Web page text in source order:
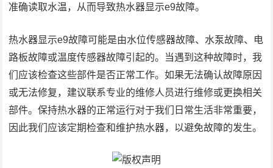
准确读取水温，从而导致热水器显示e9故障。
热水器显示e9故障可能是由水位传感器故障、水泵故障、电
路板故障或温度传感器故障引起的。当遇到这种故障时，我
们应该检查这些部件是否正常工作。如果无法确认故障原因
或无法修复，建议联系专业的维修人员进行维修或更换相关
部件。保持热水器的正常运行对于我们日常生活非常重要，
因此我们应该定期检查和维护热水器，以避免故障的发生。